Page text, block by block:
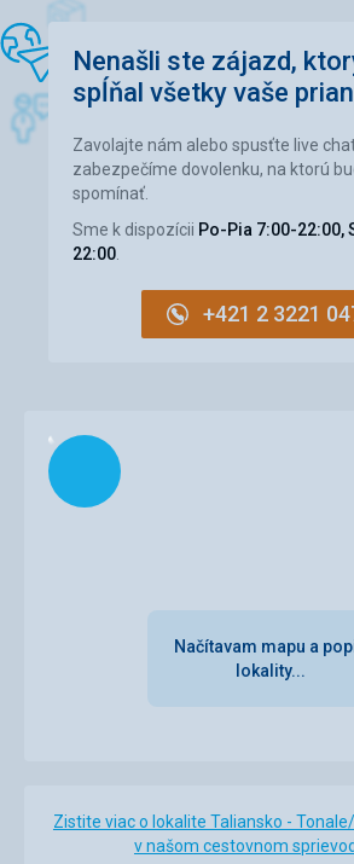
Nenašli ste zájazd,
spĺňal všetky vaše
Zavolajte nám alebo spusťte live
zabezpečíme dovolenku, na ktorú
spomínať.
Sme k dispozícii Po-Pia 7:00-22:00,
22:00.
+421 2 3221
Načítam
Načítavam mapu a
lokality...
Zistite viac o lokalite Taliansko -
v našom cestovnom